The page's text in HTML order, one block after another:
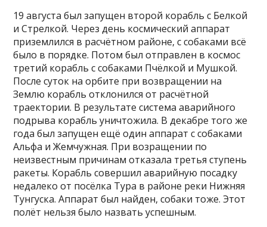
19 августа был запущен второй корабль с Белкой
и Стрелкой. Через день космический аппарат
приземлился в расчётном районе, с собаками всё
было в порядке. Потом был отправлен в космос
третий корабль с собаками Пчёлкой и Мушкой.
После суток на орбите при возвращении на
Землю корабль отклонился от расчётной
траектории. В результате система аварийного
подрыва корабль уничтожила. В декабре того же
года был запущен ещё один аппарат с собаками
Альфа и Жемчужная. При возращении по
неизвестным причинам отказала третья ступень
ракеты. Корабль совершил аварийную посадку
недалеко от посёлка Тура в районе реки Нижняя
Тунгуска. Аппарат был найден, собаки тоже. Этот
полёт нельзя было назвать успешным.